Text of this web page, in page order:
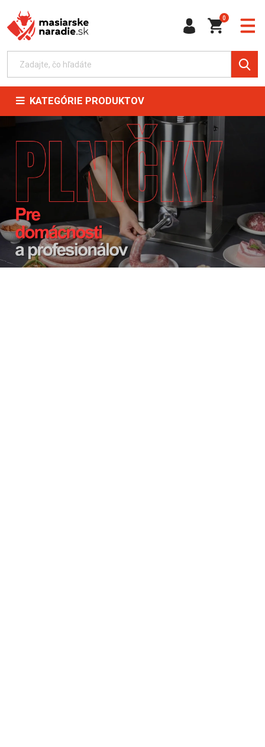
0
KATEGÓRIE PRODUKTOV